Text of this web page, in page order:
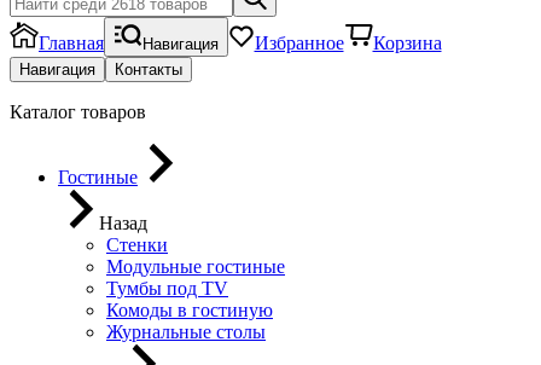
Главная Навигация Избранное Корзина
Навигация Контакты
Каталог товаров
Гостиные
Назад
Стенки
Модульные гостиные
Тумбы под ТV
Комоды в гостиную
Журнальные столы